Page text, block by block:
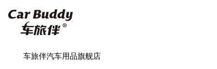
车旅伴汽车用品旗舰店